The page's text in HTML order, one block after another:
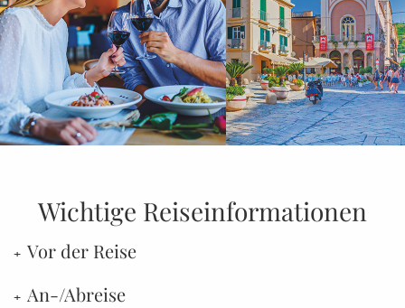
Wichtige Reiseinformationen
Vor der Reise
An-/Abreise